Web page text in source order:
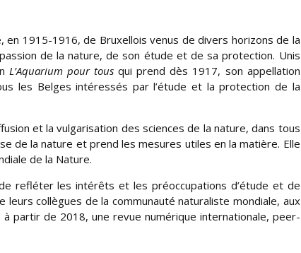
en 1915-1916, de Bruxellois venus de divers horizons de la
de la nature, de son étude et de sa protection. Unis
L’Aquarium pour tous qui prend dès 1917, son appellation
les Belges intéressés par l’étude et la protection de la
et la vulgarisation des sciences de la nature, dans tous
de la nature et prend les mesures utiles en la matière. Elle
de la Nature.
refléter les intérêts et les préoccupations d’étude et de
collègues de la communauté naturaliste mondiale, aux
partir de 2018, une revue numérique internationale, peer-